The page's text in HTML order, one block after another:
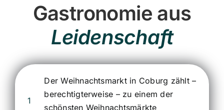
Gastronomie aus
Leidenschaft
1
Der Weihnachtsmarkt in Coburg zählt –
berechtigterweise – zu einem der
schönsten Weihnachtsmärkte